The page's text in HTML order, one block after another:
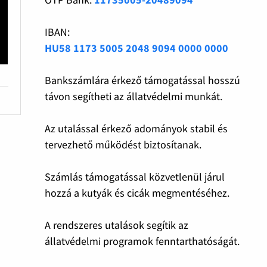
IBAN:
HU58 1173 5005 2048 9094 0000 0000
Bankszámlára érkező támogatással hosszú
távon segítheti az állatvédelmi munkát.
Az utalással érkező adományok stabil és
tervezhető működést biztosítanak.
Számlás támogatással közvetlenül járul
hozzá a kutyák és cicák megmentéséhez.
A rendszeres utalások segítik az
állatvédelmi programok fenntarthatóságát.